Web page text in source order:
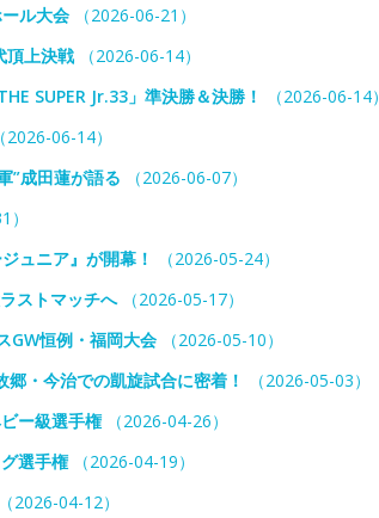
ル大会 （2026-06-21）
頂上決戦 （2026-06-14）
SUPER Jr.33」準決勝＆決勝！
（2026-06-14）
2026-06-14）
”成田蓮が語る （2026-06-07）
ュニア』が開幕！
（2026-05-24）
ストマッチへ（2026-05-17）
GW恒例・福岡大会 （2026-05-10）
・今治での凱旋試合に密着！
（2026-05-03）
ー級選手権（2026-04-26）
選手権（2026-04-19）
（2026-04-12）